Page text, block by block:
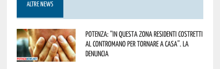
ALTRE NEWS
Potenza: “In questa zona residenti costretti
al contromano per tornare a casa”. La
denuncia